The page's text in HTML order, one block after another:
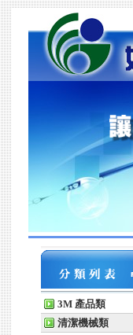
3M 產品類
清潔機械類